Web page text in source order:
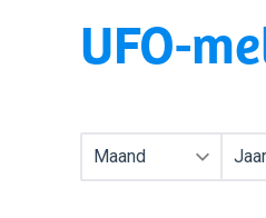
UFO-
Maand Jaar